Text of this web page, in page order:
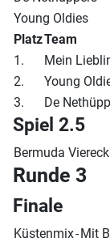
Young Oldies
PlatzTeam
1.
Mein
2.
Young
3.
De
Spiel 2.5
Bermuda Viereck
Runde 3
Finale
Küstenmix-Mit